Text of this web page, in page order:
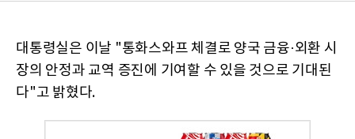
대통령실은 이날 "통화스와프 체결로 양국 금융·외환 시
장의 안정과 교역 증진에 기여할 수 있을 것으로 기대된
다"고 밝혔다.